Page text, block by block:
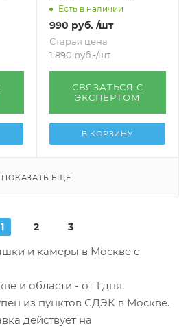
Есть в наличии
990 руб. /шт
Старая цена
1 890руб. /шт
СВЯЗАТЬСЯ С
ЭКСПЕРТОМ
В КОРЗИНУ
ПОКАЗАТЬ ЕЩЕ
1 2 3
и камеры в Москве с
и области - от 1 дня.
из пунктов СДЭК в Москве.
действует на